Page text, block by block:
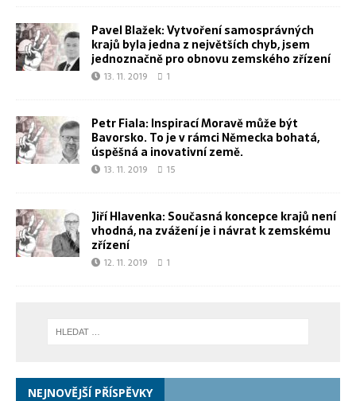
Pavel Blažek: Vytvoření samosprávných
krajů byla jedna z největších chyb, jsem
jednoznačně pro obnovu zemského zřízení
13. 11. 2019 1
Petr Fiala: Inspirací Moravě může být
Bavorsko. To je v rámci Německa bohatá,
úspěšná a inovativní země.
13. 11. 2019 15
Jiří Hlavenka: Současná koncepce krajů není
vhodná, na zvážení je i návrat k zemskému
zřízení
12. 11. 2019 1
NEJNOVĚJŠÍ PŘÍSPĚVKY